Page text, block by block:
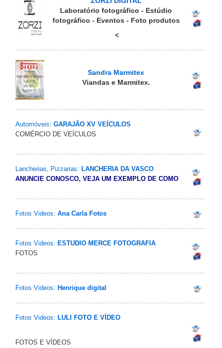
Laboratório fotográfico - Estúdio
fotográfico - Eventos - Foto produtos
<
Sandra Marmitex
Viandas e Marmitex.
Automóveis: GARAJÃO XV VEÍCULOS
COMÉRCIO DE VEÍCULOS
Lancherias, Pizzarias: LANCHERIA DA VASCO
ANUNCIE CONOSCO, VEJA UM EXEMPLO DE COMO
Fotos Videos: Ana Carla Fotos
Fotos Videos: ESTUDIO MERCE FOTOGRAFIA
FOTOS
Fotos Videos: Henrique digital
Fotos Videos: LULI FOTO E VÍDEO
FOTOS E VÍDEOS